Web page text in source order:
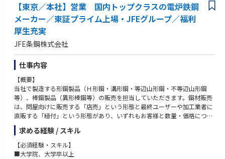
【東京／本社】営業 国内トップクラスの電炉鉄鋼
メーカー／東証プライム上場・JFEグループ／福利
厚生充実
JFE条鋼株式会社
仕事内容
【概要】
当社で製造する形鋼製品（Ｈ形鋼・溝形鋼・等辺山形鋼・不等辺山形鋼
等）、棒鋼製品（異形棒鋼等）の販売を担当していただきます。鋼材販売
は、問屋向けに販売する「店売」という形態と最終ユーザーや加工業者に
直販する「紐付」という形態があり、いずれもお客様と数量・価格につい
て交渉を行いながら、販売量増大・シェア向上や利益の最大化を目指しま
す。社内では工場の稼働・出荷計画と進捗を管理する「生産管理」という
部署と連携し、製品がお客様の指定場所に届くまでをフォローします。
求める経験 / スキル
【必須経験・スキル】
■大学院、大学卒以上